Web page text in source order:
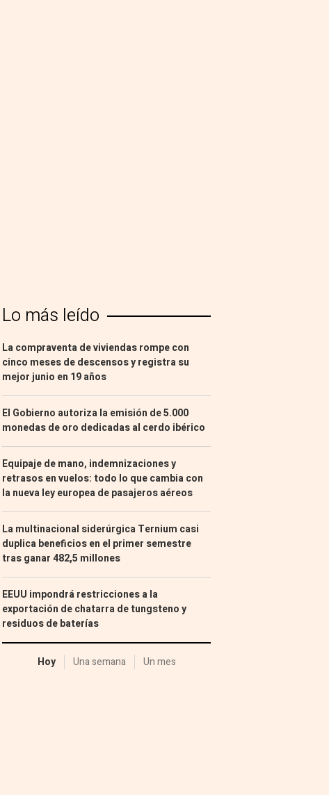
Lo más leído
La compraventa de viviendas rompe con
cinco meses de descensos y registra su
mejor junio en 19 años
El Gobierno autoriza la emisión de 5.000
monedas de oro dedicadas al cerdo ibérico
Equipaje de mano, indemnizaciones y
retrasos en vuelos: todo lo que cambia con
la nueva ley europea de pasajeros aéreos
La multinacional siderúrgica Ternium casi
duplica beneficios en el primer semestre
tras ganar 482,5 millones
EEUU impondrá restricciones a la
exportación de chatarra de tungsteno y
residuos de baterías
Hoy Una semana Un mes